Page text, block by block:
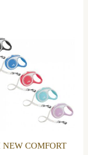
COMFORT
multiple
variants.
The
may